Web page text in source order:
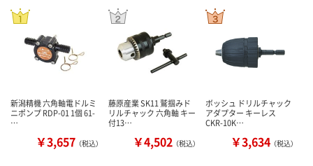
新潟精機 六角軸電ドルミ
ニポンプ RDP-01 1個 61-
…
￥3,657 （税込）
藤原産業 SK11 鷲掴みド
リルチャック 六角軸 キー
付13…
￥4,502 （税込）
ボッシュ ドリルチャック
アダプター キーレス
CKR-10K…
￥3,634 （税込）